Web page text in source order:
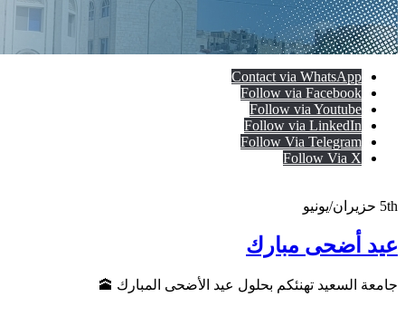
Contact via WhatsApp
Follow via Facebook
Follow via Youtube
Follow via LinkedIn
Follow Via Telegram
Follow Via X
5th حزيران/يونيو
عيد أضحى مبارك
جامعة السعيد تهنئكم بحلول عيد الأضحى المبارك 🕋